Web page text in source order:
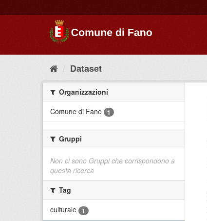
Dataset
Organizzazioni
Comune di Fano
1
Gruppi
Non ci sono Gruppi che corrispondono a
questa ricerca
Tag
culturale
1